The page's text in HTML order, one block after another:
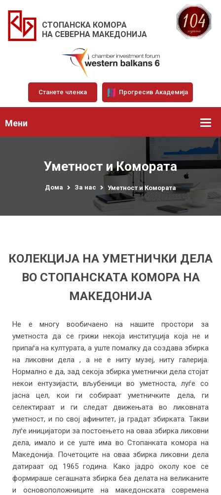
СТОПАНСКА КОМОРА
НА СЕВЕРНА МАКЕДОНИЈА
Станете членка Прогресив Академија
Мени
Уметност и Комората
Дома За нас Уметност и Комората
КОЛЕКЦИЈА НА УМЕТНИЧКИ ДЕЛА
ВО СТОПАНСКАТА КОМОРА НА
МАКЕДОНИЈА
Не е многу вообичаено на нашите простори за
уметноста да се грижи некоја институција која не и
припаѓа на културата, а уште помалку да создава збирка
на ликовни дела , а не е ниту музеј, ниту галерија.
Нормално е да, зад секоја збирка уметнички дела стојат
некои ентузијасти, вљубеници во уметноста, луѓе со
јасна цел, кои ги собираат уметничките дела, ги
селектираат и ги следат движењата во ликовната
уметност, и по свој афинитет, ја градат збирката. Такви
луѓе иницијатори за постоењето на оваа збирка ликовни
дела, имало и се уште има во Стопанката комора на
Македонија. Почетоците на оваа збирка ликовни дела
датираат од 1965 година. Како јадро околу кое се
формираше сегашната збирка беа делата на великаните
и основоположниците на македонската современа